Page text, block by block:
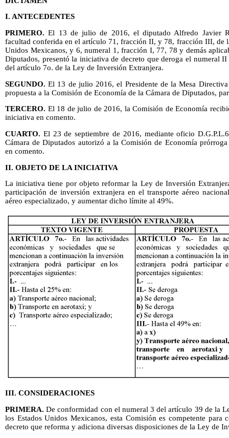
I. ANTECEDENTES
PRIMERO. El 13 de julio de 2016, el diputado Alfredo Javier
facultad conferida en el artículo 71, fracción II, y 78, fracción III, de
Unidos Mexicanos, y 6, numeral 1, fracción I, 77, 78 y demás
Diputados, presentó la iniciativa de decreto que deroga el numeral
del artículo 7o. de la Ley de Inversión Extranjera.
SEGUNDO. El 13 de julio 2016, el Presidente de la Mesa
propuesta a la Comisión de Economía de la Cámara de Diputados,
TERCERO. El 18 de julio de 2016, la Comisión de Economía
iniciativa en comento.
CUARTO. El 23 de septiembre de 2016, mediante oficio
Cámara de Diputados autorizó a la Comisión de Economía
en comento.
II. OBJETO DE LA INICIATIVA
La iniciativa tiene por objeto reformar la Ley de Inversión
participación de inversión extranjera en el transporte aéreo
aéreo especializado, y aumentar dicho límite al 49%.
III. CONSIDERACIONES
PRIMERA. De conformidad con el numeral 3 del artículo 39 de la
los Estados Unidos Mexicanos, esta Comisión es competente
decreto que reforma y adiciona diversas disposiciones de la Ley de